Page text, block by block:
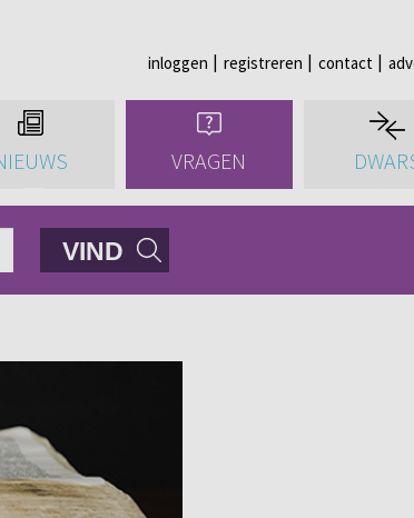
inloggen registreren contact
VRAGEN
VIND